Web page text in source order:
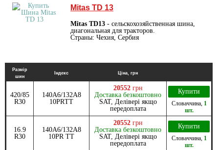
Mitas TD 13
Mitas TD13 - сельскохозяйственная шина,
диагональная для тракторов.
Страны: Чехия, Сербия
Размір
шин
Індекс Ціна, грн
420/85
R30
140A6/132A8
10PRТТ
20552 грн
Доставка безкоштовно
SAT, Делівері якщо
передоплата
Купити
Словаччина, 1
шт.
16.9
R30
140A6/132A8
10PR ТТ
20552 грн
Доставка безкоштовно
SAT, Делівері якщо
передоплата
Купити
Словаччина, 1
шт.